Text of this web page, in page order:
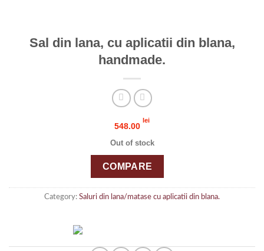
Sal din lana, cu aplicatii din blana,
handmade.
548.00
lei
Out of stock
COMPARE
Category: Saluri din lana/matase cu aplicatii din blana.